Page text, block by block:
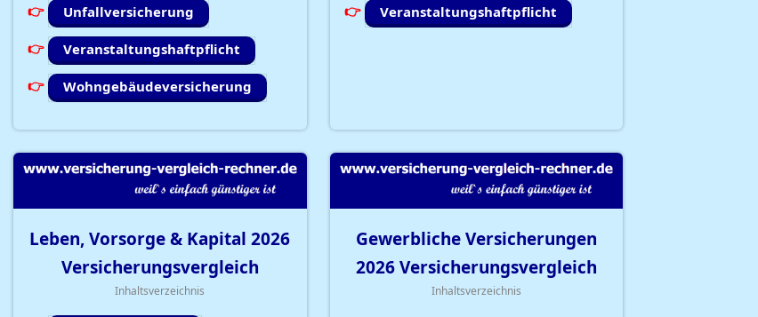
Unfallversicherung
Veranstaltungshaftpflicht
Wohngebäudeversicherung
Veranstaltungshaftpflicht
Leben, Vorsorge & Kapital2026
Versicherungsvergleich
Inhaltsverzeichnis
Gewerbliche Versicherungen
2026Versicherungsvergleich
Inhaltsverzeichnis